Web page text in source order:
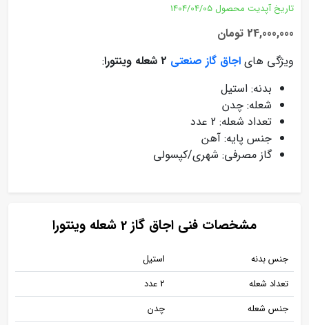
تاریخ آپدیت محصول 1404/04/05
24,000,000 تومان
ویژگی های اجاق گاز صنعتی
:
بدنه: استیل
شعله: چدن
تعداد شعله: 2 عدد
جنس پایه: آهن
گاز مصرفی: شهری/کپسولی
مشخصات فنی اجاق گاز 2 شعله وینتورا
جنس بدنه
استیل
تعداد شعله
2 عدد
جنس شعله
چدن